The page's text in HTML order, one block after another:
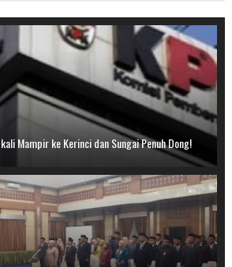
Mampir ke Kerinci dan Sungai Penuh Dong!